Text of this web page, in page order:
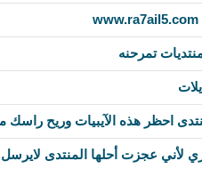
تمرحنه
احظر هذه الآيبيات وريح راسك
لأني عجزت أحلها المنتدى لايرسل